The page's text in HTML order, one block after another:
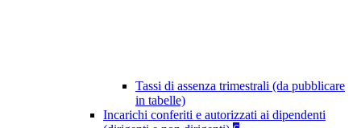
Tassi di assenza trimestrali (da pubblicare
in tabelle)
Incarichi conferiti e autorizzati ai dipendenti